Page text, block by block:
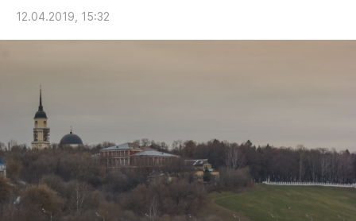
Народные новости
Авто и транспорт
Недвижимость и ЖКХ
Образование
Общество
Погода
12.04.2019, 15:32